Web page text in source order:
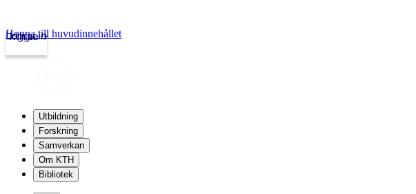
kth.se
Logga in
Hoppa till huvudinnehållet
Utbildning
Forskning
Samverkan
Om KTH
Bibliotek